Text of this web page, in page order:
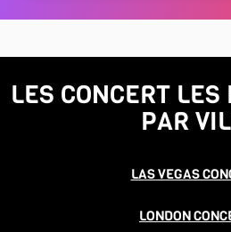
LES CONCERT
PAR
LAS VEGAS
LONDON